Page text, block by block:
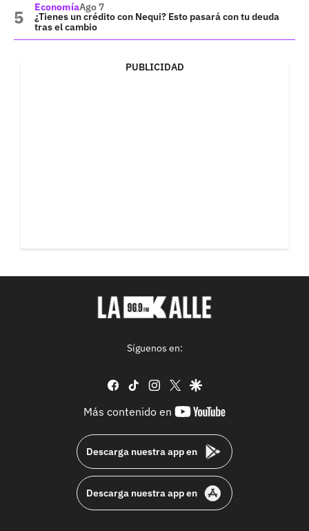
EconomíaAgo 7
¿Tienes un crédito con Nequi? Esto pasará con tu deuda
tras el cambio
PUBLICIDAD
Síguenos en:
facebook
tiktok instagram
twittergoogle
Más contenido en
youtube-
Descarga nuestra app en
Descarga nuestra app en